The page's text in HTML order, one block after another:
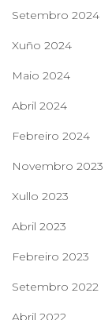
Setembro 2024
Xuño 2024
Maio 2024
Abril 2024
Febreiro 2024
Novembro 2023
Xullo 2023
Abril 2023
Febreiro 2023
Setembro 2022
Abril 2022